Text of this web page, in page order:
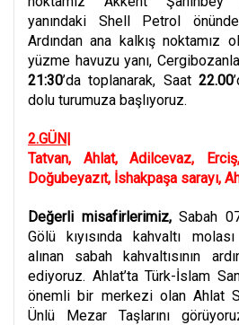
yanındaki Shell Petrol
Ardından ana kalkış noktamız
yüzme havuzu yanı,
21:30’da toplanarak, Saat 22.00
dolu turumuza başlıyoruz.
2.GÜN|
Tatvan, Ahlat, Adilcevaz,
Doğubeyazıt, İshakpaşa sarayı,
Değerli misafirlerimiz,Sabah
Gölü kıyısında kahvaltı
alınan sabah kahvaltısının
ediyoruz. Ahlat’ta Türk-İslam
önemli bir merkezi olan Ahlat
Ünlü Mezar Taşlarını